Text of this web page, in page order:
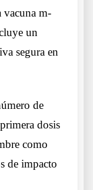
vacuna m-
un
segura en
de
dosis
como
de impacto